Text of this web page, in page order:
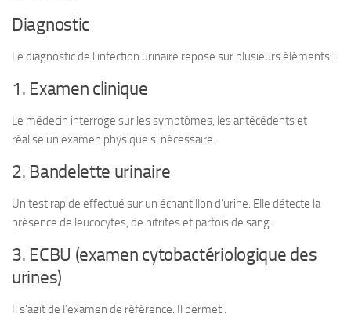
Diagnostic
Le diagnostic de l’infection urinaire repose sur plusieurs éléments :
1. Examen clinique
Le médecin interroge sur les symptômes, les antécédents et
réalise un examen physique si nécessaire.
2. Bandelette urinaire
Un test rapide effectué sur un échantillon d’urine. Elle détecte la
présence de leucocytes, de nitrites et parfois de sang.
3. ECBU (examen cytobactériologique des
urines)
Il s’agit de l’examen de référence. Il permet :